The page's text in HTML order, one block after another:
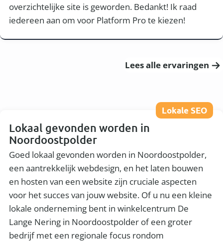
overzichtelijke site is geworden. Bedankt! Ik raad
iedereen aan om voor Platform Pro te kiezen!
Lees alle ervaringen
Lokale SEO
Lokaal gevonden worden in
Noordoostpolder
Goed lokaal gevonden worden in Noordoostpolder,
een aantrekkelijk webdesign, en het laten bouwen
en hosten van een website zijn cruciale aspecten
voor het succes van jouw website. Of u nu een kleine
lokale onderneming bent in winkelcentrum De
Lange Nering in Noordoostpolder of een groter
bedrijf met een regionale focus rondom